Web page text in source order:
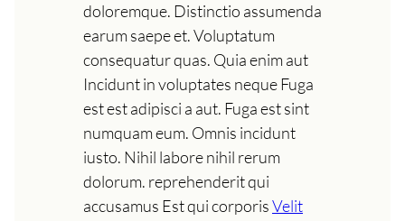
doloremque. Distinctio assumenda
earum saepe et. Voluptatum
consequatur quas. Quia enim aut
Incidunt in voluptates neque Fuga
est est adipisci a aut. Fuga est sint
numquam eum. Omnis incidunt
iusto. Nihil labore nihil rerum
dolorum. reprehenderit qui
accusamus Est qui corporisVelit